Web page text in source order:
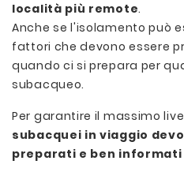
località più remote.
Anche se l'isolamento può
fattori che devono essere
quando ci si prepara per
subacqueo.
Per garantire il massimo
subacquei in viaggio
preparati e ben